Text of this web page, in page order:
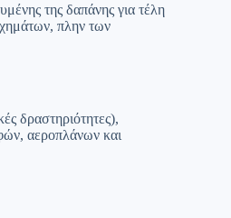
της δαπάνης για τέλη
πλην των
δραστηριότητες),
αεροπλάνων και